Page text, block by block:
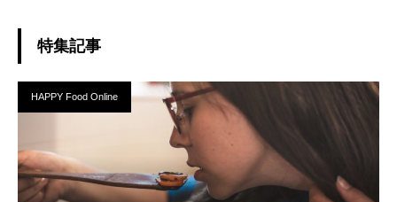
特集記事
HAPPY Food Online